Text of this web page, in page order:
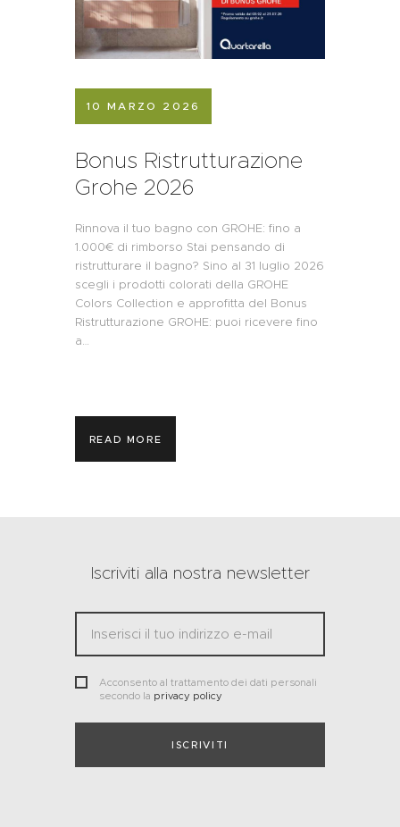
10 MARZO 2026
Bonus Ristrutturazione
Grohe 2026
Rinnova il tuo bagno con GROHE: fino a
1.000€ di rimborso Stai pensando di
ristrutturare il bagno? Sino al 31 luglio 2026
scegli i prodotti colorati della GROHE
Colors Collection e approfitta del Bonus
Ristrutturazione GROHE: puoi ricevere fino
a…
READ MORE
Iscriviti alla nostra newsletter
Acconsento al trattamento dei dati personali
secondo la privacy policy